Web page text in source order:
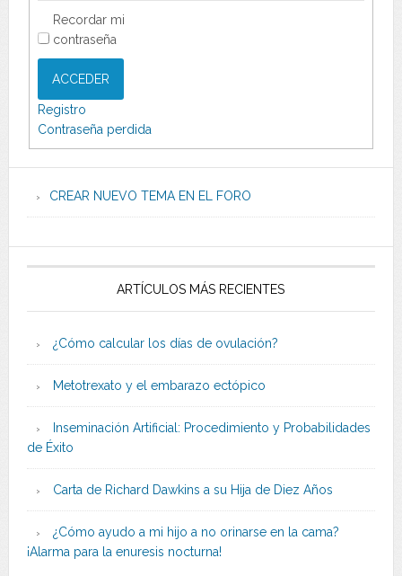
Recordar mi
contraseña
ACCEDER
Registro
Contraseña perdida
CREAR NUEVO TEMA EN EL FORO
ARTÍCULOS MÁS RECIENTES
¿Cómo calcular los días de ovulación?
Metotrexato y el embarazo ectópico
Inseminación Artificial: Procedimiento y Probabilidades
de Éxito
Carta de Richard Dawkins a su Hija de Diez Años
¿Cómo ayudo a mi hijo a no orinarse en la cama?
¡Alarma para la enuresis nocturna!